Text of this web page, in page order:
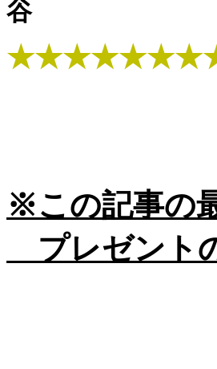
谷
※この記事の
プレゼント